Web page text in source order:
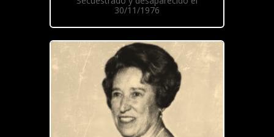
30/11/1976